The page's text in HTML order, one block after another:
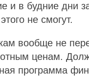
в будние дни
не смогут.
вообще не
ценам.
программа